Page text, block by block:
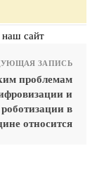
наш сайт
ЗАПИСЬ
проблемам
и
роботизации в
относится